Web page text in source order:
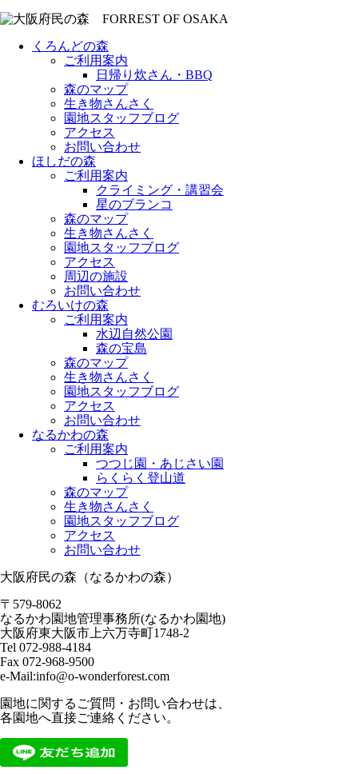
くろんどの森
ご利用案内
日帰り炊さん・BBQ
森のマップ
生き物さんさく
園地スタッフブログ
アクセス
お問い合わせ
ほしだの森
ご利用案内
クライミング・講習会
星のブランコ
森のマップ
生き物さんさく
園地スタッフブログ
アクセス
周辺の施設
お問い合わせ
むろいけの森
ご利用案内
水辺自然公園
森の宝島
森のマップ
生き物さんさく
園地スタッフブログ
アクセス
お問い合わせ
なるかわの森
ご利用案内
つつじ園・あじさい園
らくらく登山道
森のマップ
生き物さんさく
園地スタッフブログ
アクセス
お問い合わせ
大阪府民の森（なるかわの森）
〒579-8062
なるかわ園地管理事務所(なるかわ園地)
大阪府東大阪市上六万寺町1748-2
Tel 072-988-4184
Fax 072-968-9500
e-Mail:info@o-wonderforest.com
園地に関するご質問・お問い合わせは、
各園地へ直接ご連絡ください。